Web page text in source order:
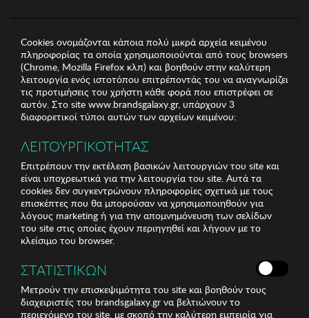
Cookies ονομάζονται κάποια πολύ μικρά αρχεία κειμένου
πληροφορίας τα οποία χρησιμοποιούνται από τους browsers
(Chrome, Mozilla Firefox κλπ) και βοηθούν στην καλύτερη
λειτουργία ενός ιστοτόπου επιτρέποντάς του να αναγνωρίζει
τις προτιμήσεις του χρήστη κάθε φορά που επιστρέφει σε
αυτόν. Στο site www.brandsgalaxy.gr, υπάρχουν 3
διαφορετικοί τύποι αυτών των αρχείων κειμένου:
ΛΕΙΤΟΥΡΓΙΚΟΤΗΤΑΣ
Επιτρέπουν την εκτέλεση βασικών λειτουργιών του site και
είναι υποχρεωτικά για την λειτουργία του site. Αυτά τα
cookies δεν συγκεντρώνουν πληροφορίες σχετικά με τους
επισκέπτες που θα μπορούσαν να χρησιμοποιηθούν για
λόγους marketing ή για την απομνημόνευση των σελίδων
του site στις οποίες έχουν περιηγηθεί και λήγουν με το
κλείσιμο του browser.
ΣΤΑΤΙΣΤΙΚΩΝ
Μετρούν την επισκεψιμότητα του site και βοηθούν τους
διαχειριστές του brandsgalaxy.gr να βελτιώνουν το
περιεχόμενο του site, με σκοπό την καλύτερη εμπειρία για